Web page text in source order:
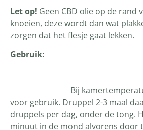
Let op! Geen CBD olie op de rand
knoeien, deze wordt dan wat
zorgen dat het flesje gaat lekken.
Bij
voor gebruik. Druppel 2-3 maal
druppels per dag, onder de tong.
minuut in de mond alvorens